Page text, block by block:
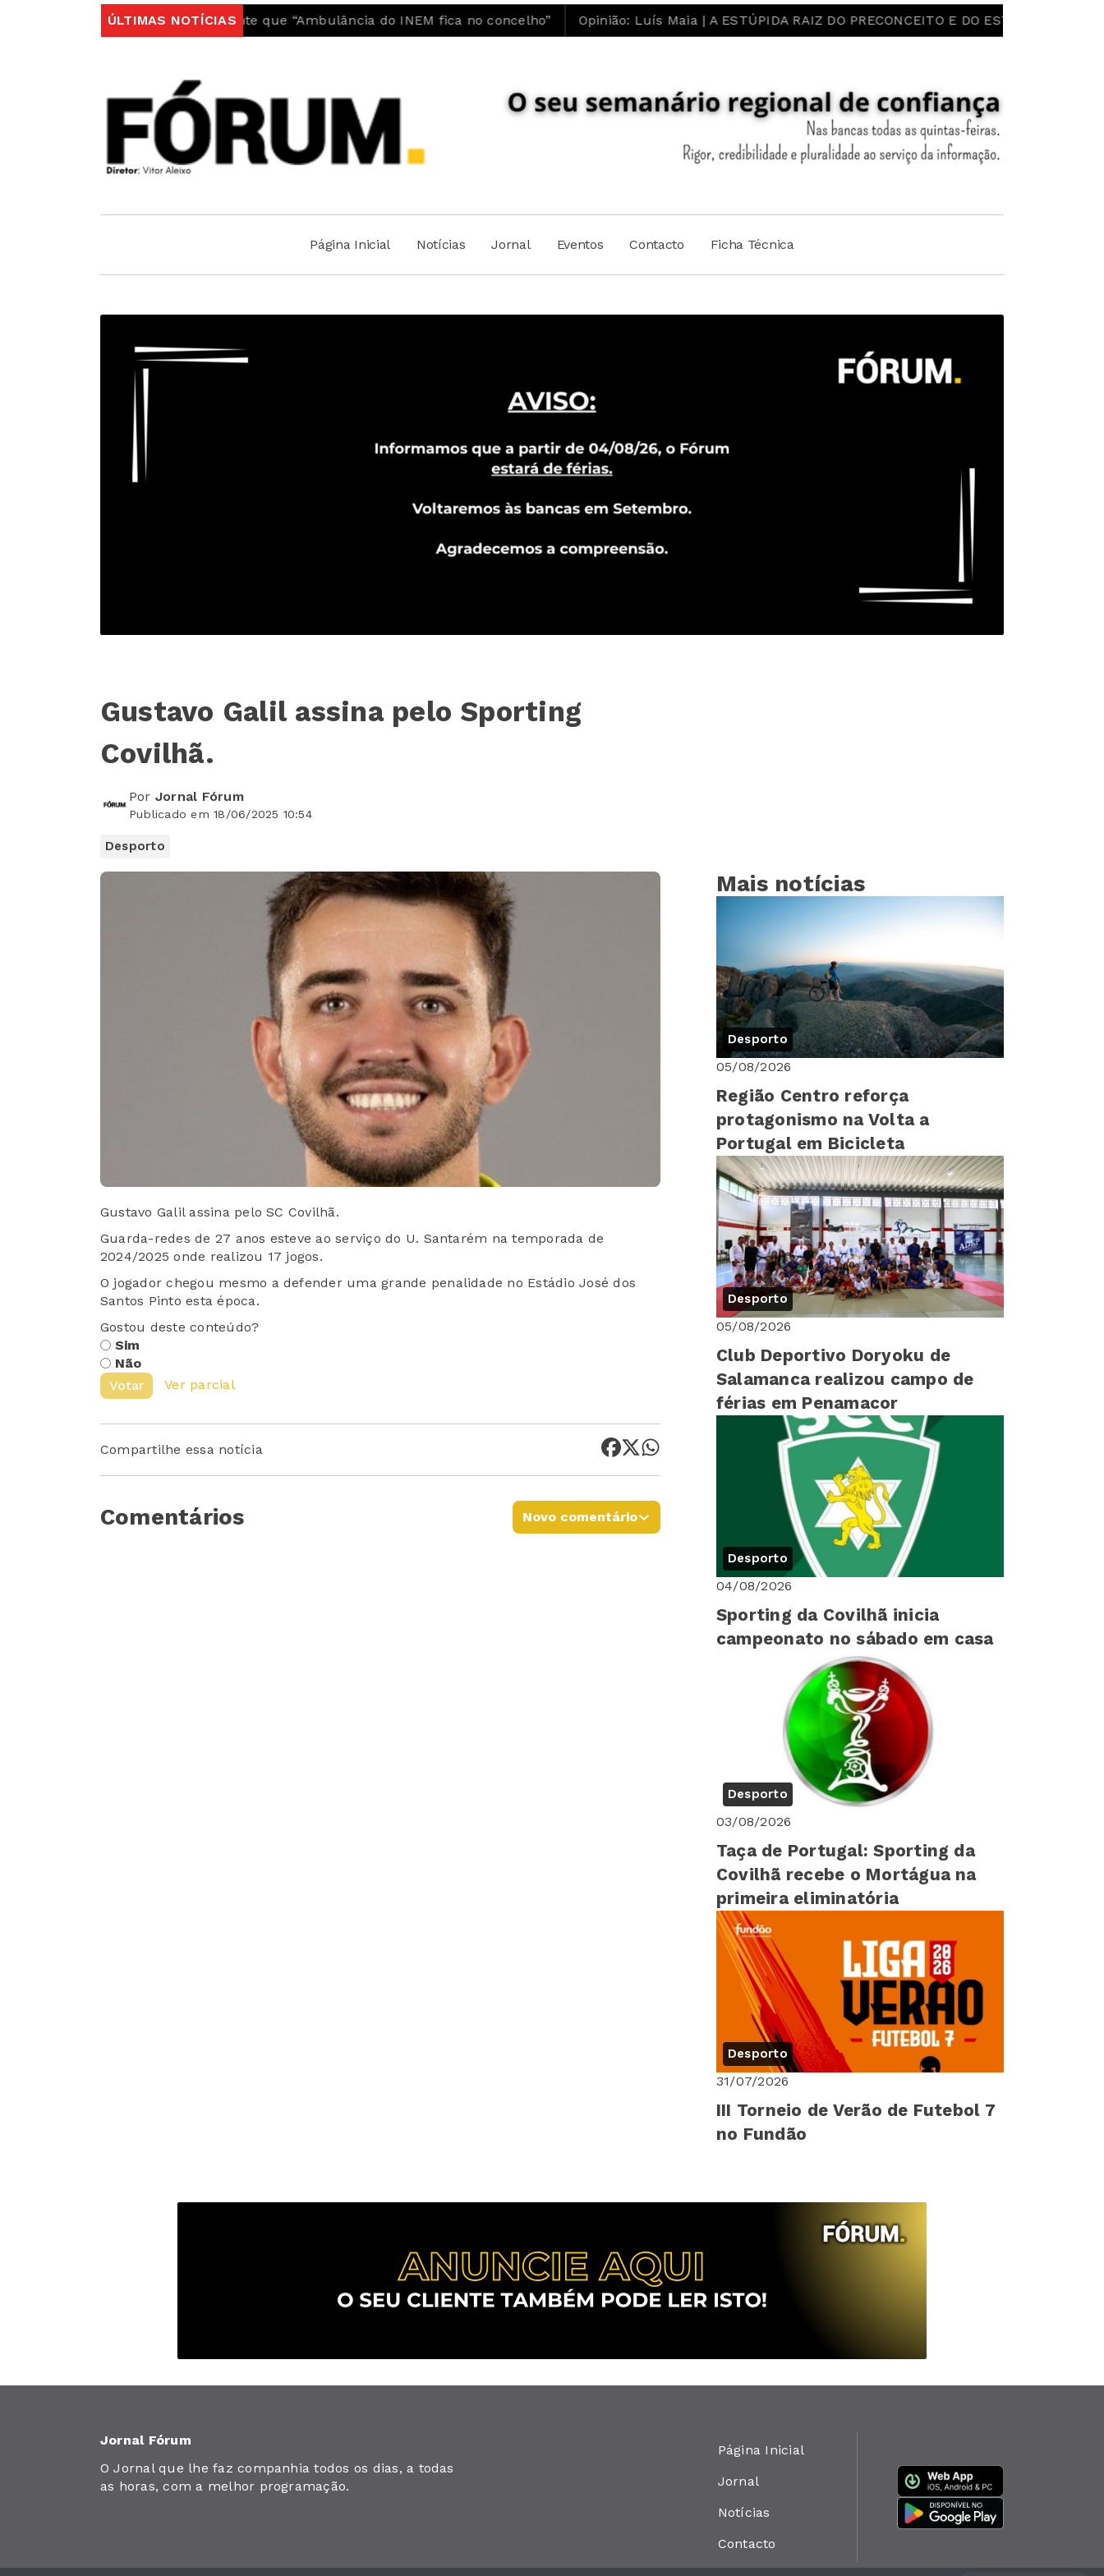
ÚLTIMAS NOTÍCIAS
do Fundão garante que “Ambulância do INEM fica no concelho” Opinião: Luís Maia | A ESTÚPIDA RAIZ DO PRECONCEITO E DO ESTEREÓTIPO! LIBERDADE
Página Inicial Notícias Jornal Eventos Contacto Ficha Técnica
Gustavo Galil assina pelo Sporting
Covilhã.
Por Jornal Fórum
Publicado em 18/06/2025 10:54
Desporto
Gustavo Galil assina pelo SC Covilhã.
Guarda-redes de 27 anos esteve ao serviço do U. Santarém na temporada de
2024/2025 onde realizou 17 jogos.
O jogador chegou mesmo a defender uma grande penalidade no Estádio José dos
Santos Pinto esta época.
Gostou deste conteúdo?
Sim
Não
Votar
Ver parcial
Compartilhe essa notícia
Comentários Novo comentário
Mais notícias
Desporto
05/08/2026
Região Centro reforça
protagonismo na Volta a
Portugal em Bicicleta
Desporto
05/08/2026
Club Deportivo Doryoku de
Salamanca realizou campo de
férias em Penamacor
Desporto
04/08/2026
Sporting da Covilhã inicia
campeonato no sábado em casa
Desporto
03/08/2026
Taça de Portugal: Sporting da
Covilhã recebe o Mortágua na
primeira eliminatória
Desporto
31/07/2026
III Torneio de Verão de Futebol 7
no Fundão
Jornal Fórum
O Jornal que lhe faz companhia todos os dias, a todas
as horas, com a melhor programação.
Página Inicial
Jornal
Notícias
Contacto